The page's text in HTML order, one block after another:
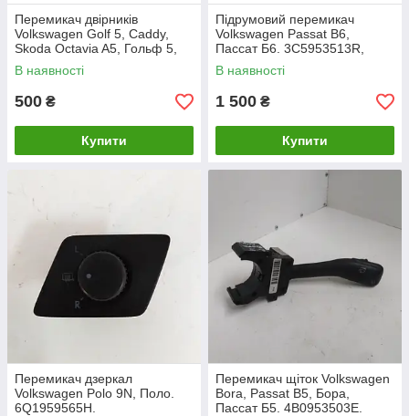
Перемикач двірників
Volkswagen Golf 5, Caddy,
Skoda Octavia A5, Гольф 5,
Кадді, Шкода Октавія.
1K0953519A.
В наявності
500 ₴
Купити
Підрумовий перемикач
Volkswagen Passat B6,
Пассат Б6. 3C5953513R,
3C5953507AT.
В наявності
1 500 ₴
Купити
Перемикач дзеркал
Volkswagen Polo 9N, Поло.
6Q1959565H.
Перемикач щіток Volkswagen
Bora, Passat B5, Бора,
Пассат Б5. 4B0953503E.